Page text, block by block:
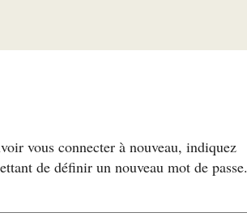
vous connecter à nouveau, indiquez
de définir un nouveau mot de passe.